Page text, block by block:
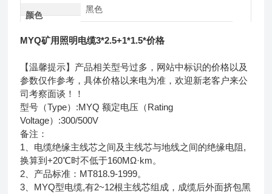
颜色
黑色
MYQ矿用照明电缆3*2.5+1*1.5*价格
【温馨提示】产品相关型号过多，网站中标识的价格以及
参数仅作参考，具体价格以来电为准，欢迎新老客户来公
司考察面谈！！
型号（Type）:MYQ 额定电压（Rating
Voltage）:300/500V
备注：
1、电缆绝缘主线芯之间及主线芯与地线之间的绝缘电阻,
换算到+20℃时不低于160MΩ·km。
2、产品标准：MT818.9-1999。
3、MYQ型电缆,有2~12根主线芯组成，成缆后外面挤包黑